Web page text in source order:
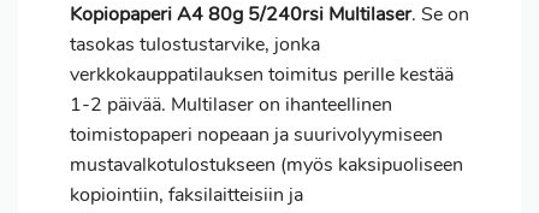
Kopiopaperi A4 80g 5/240rsi Multilaser. Se on
tasokas tulostustarvike, jonka
verkkokauppatilauksen toimitus perille kestää
1-2 päivää. Multilaser on ihanteellinen
toimistopaperi nopeaan ja suurivolyymiseen
mustavalkotulostukseen (myös kaksipuoliseen
kopiointiin, faksilaitteisiin ja